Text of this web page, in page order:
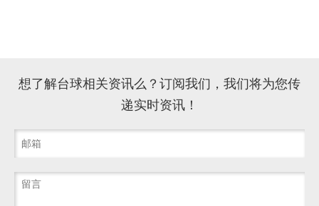
想了解台球相关资讯么？订阅我们，我们将为您传
递实时资讯！